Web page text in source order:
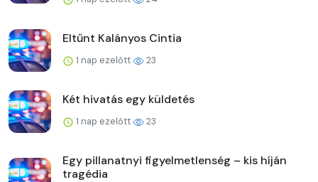
Eltűnt Kalányos Cintia
1 nap ezelőtt 23
Két hivatás egy küldetés
1 nap ezelőtt 23
Egy pillanatnyi figyelmetlenség – kis híján
tragédia